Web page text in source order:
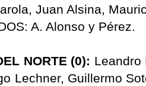
Juan Alsina,
A. Alonso y Pérez.
NORTE (0): Leandro
Lechner, Guillermo